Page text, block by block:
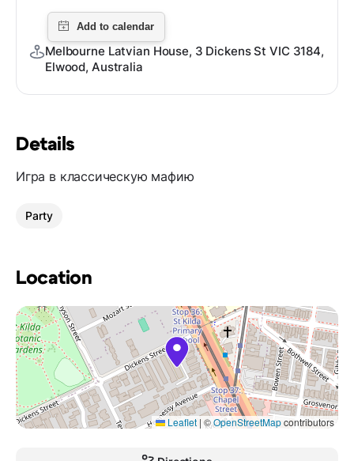
Details
Игра в классическую мафию
Party
Location
Leaflet | ©OpenStreetMapcontributors
Melbourne Latvian House, 3 Dickens St VIC 3184,
Elwood, Australia